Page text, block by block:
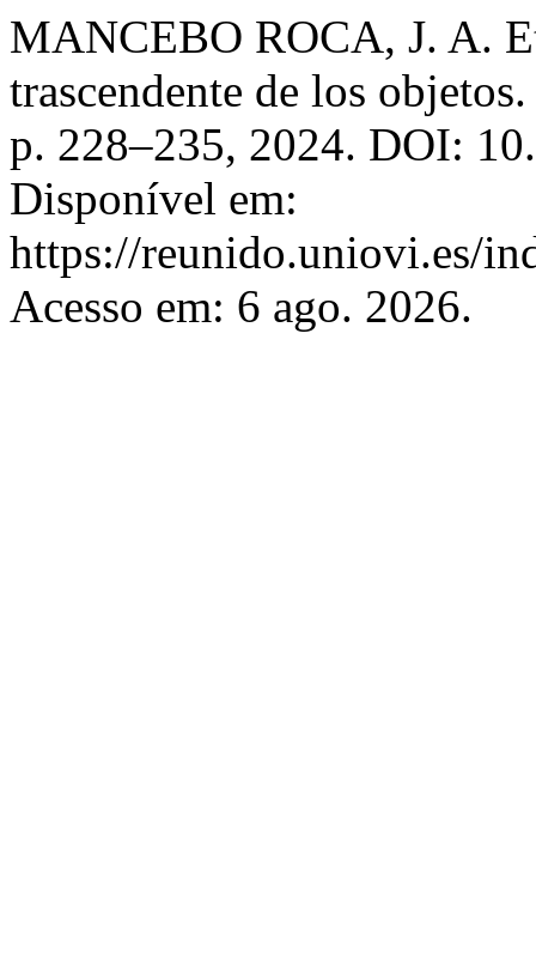
MANCEBO ROCA, J. A.
trascendente de los
p. 228–235, 2024. DOI:
Disponível em:
https://reunido.uniovi.es/
Acesso em: 6 ago. 2026.